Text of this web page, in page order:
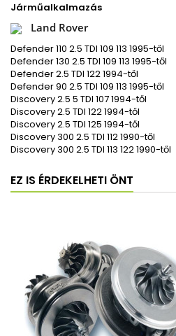
Járműalkalmazás
Land Rover
Defender 110 2.5 TDI 109 113 1995-től
Defender 130 2.5 TDI 109 113 1995-től
Defender 2.5 TDI 122 1994-től
Defender 90 2.5 TDI 109 113 1995-től
Discovery 2.5 5 TDI 107 1994-től
Discovery 2.5 TDI 122 1994-től
Discovery 2.5 TDI 125 1994-től
Discovery 300 2.5 TDI 112 1990-től
Discovery 300 2.5 TDI 113 122 1990-től
EZ IS ÉRDEKELHETI ÖNT